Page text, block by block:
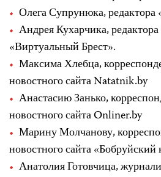
Олега Супрунюка, редактора
Андрея Кухарчика,
«Виртуальный Брест».
Максима Хлебца,
новостного сайта Natatnik.by
Анастасию Занько,
новостного сайта Onliner.by
Марину Молчанову,
новостного сайта «Бобруйский
Анатолия Готовчица,